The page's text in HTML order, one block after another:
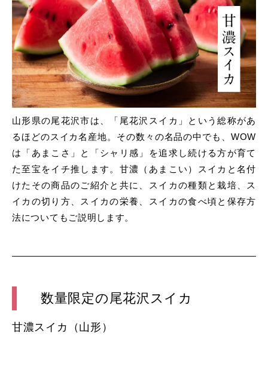
山形県の尾花沢市は、「尾花沢スイカ」という総称があ
るほどのスイカ名産地。その数々の名品の中でも、WOW
は「あまこさ」と「シャリ感」を追求し続ける方が育て
た至宝をイチ推します。甘濃（あまこい）スイカと名付
けたその商品のご紹介と共に、スイカの種類と栽培、ス
イカの切り方、スイカの栄養、スイカの食べ頃と保存方
法についてもご説明します。
数量限定の尾花沢スイカ
甘濃スイカ（山形）